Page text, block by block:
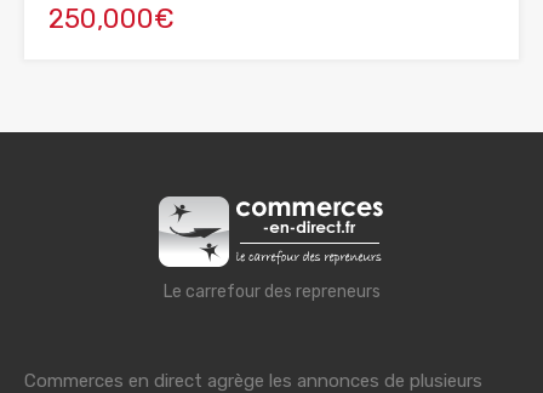
250,000€
Le carrefour des repreneurs
Commerces en direct agrège les annonces de plusieurs